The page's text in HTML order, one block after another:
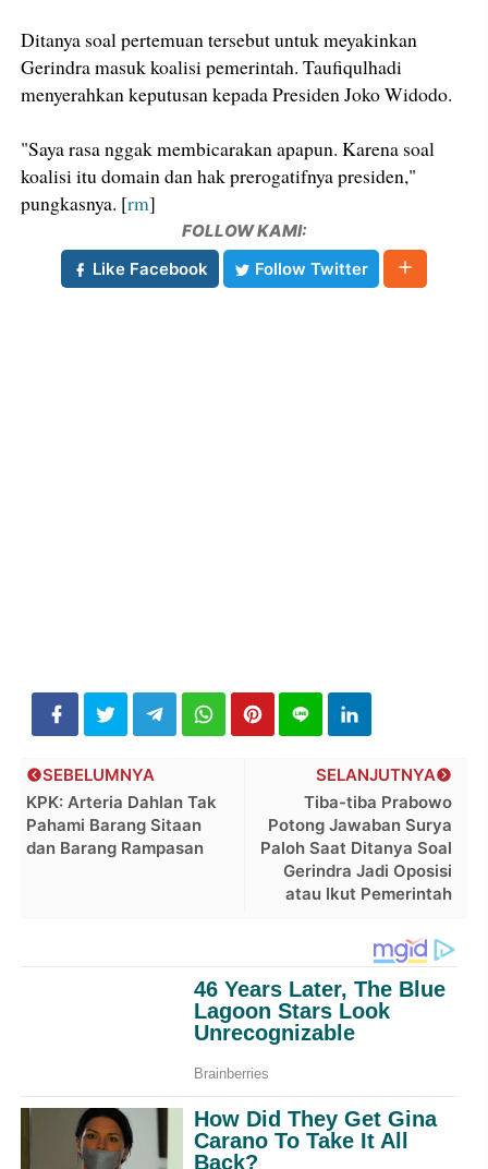
Ditanya soal pertemuan tersebut untuk meyakinkan
Gerindra masuk koalisi pemerintah. Taufiqulhadi
menyerahkan keputusan kepada Presiden Joko Widodo.
"Saya rasa nggak membicarakan apapun. Karena soal
koalisi itu domain dan hak prerogatifnya presiden,"
pungkasnya. [rm]
FOLLOW KAMI:
Like Facebook
Follow Twitter
SELANJUTNYA
Tiba-tiba Prabowo
Potong Jawaban Surya
Paloh Saat Ditanya Soal
Gerindra Jadi Oposisi
atau Ikut Pemerintah
SEBELUMNYA
KPK: Arteria Dahlan Tak
Pahami Barang Sitaan
dan Barang Rampasan